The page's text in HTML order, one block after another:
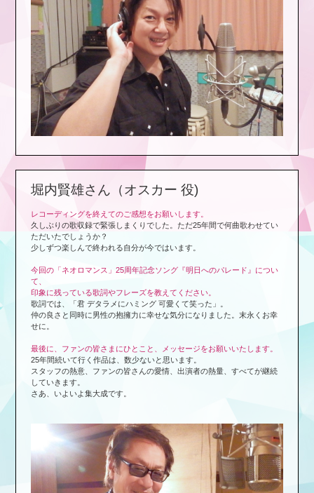
堀内賢雄さん（オスカー 役)
レコーディングを終えてのご感想をお願いします。
久しぶりの歌収録で緊張しまくりでした。ただ25年間で何曲歌わせてい
ただいたでしょうか？
少しずつ楽しんで終われる自分が今ではいます。
今回の「ネオロマンス」25周年記念ソング『明日へのパレード』につい
て、
印象に残っている歌詞やフレーズを教えてください。
歌詞では、「君 デタラメにハミング 可愛くて笑った」。
仲の良さと同時に男性の抱擁力に幸せな気分になりました。末永くお幸
せに。
最後に、ファンの皆さまにひとこと、メッセージをお願いいたします。
25年間続いて行く作品は、数少ないと思います。
スタッフの熱意、ファンの皆さんの愛情、出演者の熱量、すべてが継続
していきます。
さあ、いよいよ集大成です。